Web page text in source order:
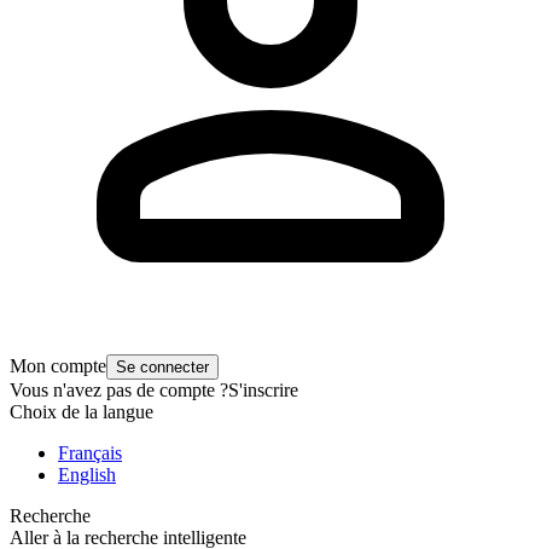
Mon compte Se connecter
Vous n'avez pas de compte ?S'inscrire
Choix de la langue
Français
English
Recherche
Aller à la recherche intelligente